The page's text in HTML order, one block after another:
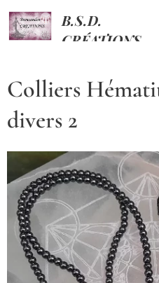
B.S.D.
CRÉATIONS
Colliers
divers 2